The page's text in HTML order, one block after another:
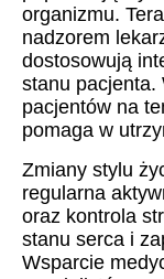
organizmu.
nadzorem
dostosowują
stanu pacjenta.
pacjentów na
pomaga w
Zmiany stylu
regularna
oraz kontrola
stanu serca i
Wsparcie